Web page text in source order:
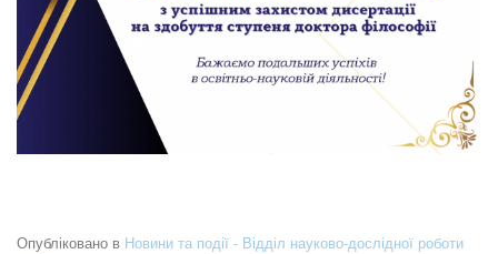
Опубліковано в Новини та події - Відділ науково-дослідної роботи